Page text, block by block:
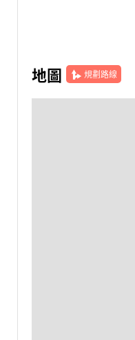
地圖 規劃路線